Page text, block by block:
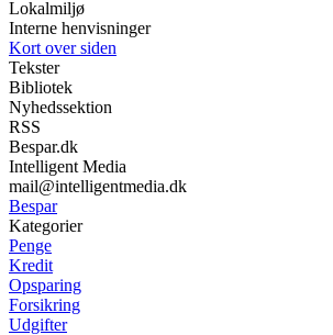
Lokalmiljø
Interne henvisninger
Kort over siden
Tekster
Bibliotek
Nyhedssektion
RSS
Bespar.dk
Intelligent Media
mail@intelligentmedia.dk
Bespar
Kategorier
Penge
Kredit
Opsparing
Forsikring
Udgifter